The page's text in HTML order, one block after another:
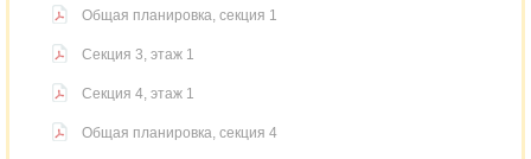
Общая планировка, секция 1
Секция 3, этаж 1
Секция 4, этаж 1
Общая планировка, секция 4